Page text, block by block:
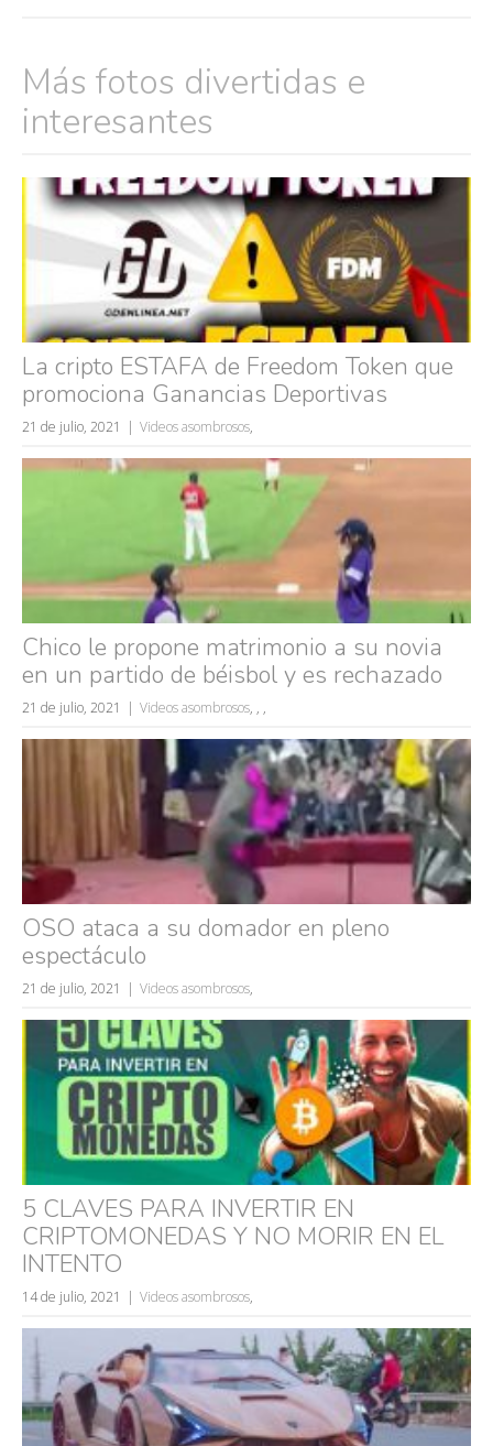
Búsquedas populares
mujeres guapas
volver a nacer
accidentes
wtf
rusos
caídas
fails
Más fotos divertidas e
interesantes
La cripto ESTAFA de Freedom Token que
promociona Ganancias Deportivas
21 de julio, 2021 Videos asombrosos,
Chico le propone matrimonio a su novia
en un partido de béisbol y es rechazado
21 de julio, 2021 Videos asombrosos, , ,
OSO ataca a su domador en pleno
espectáculo
21 de julio, 2021 Videos asombrosos,
5 CLAVES PARA INVERTIR EN
CRIPTOMONEDAS Y NO MORIR EN EL
INTENTO
14 de julio, 2021 Videos asombrosos,